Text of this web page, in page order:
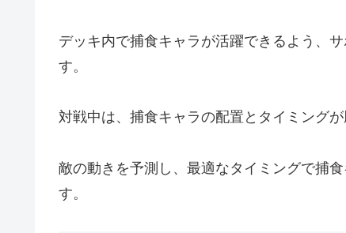
デッキ内で捕食キャラが活躍できるよう、
す。
対戦中は、捕食キャラの配置とタイミングが
敵の動きを予測し、最適なタイミングで捕
す。